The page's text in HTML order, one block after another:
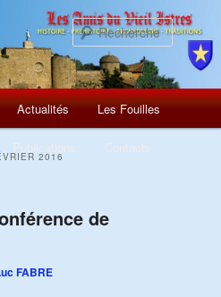
Actualités Les Fouilles
2016
de
FABRE